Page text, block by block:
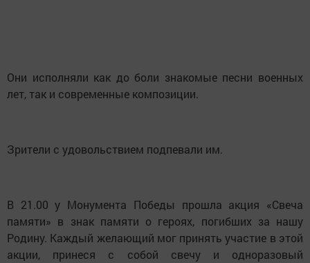
Они исполняли как до боли знакомые песни военных
лет, так и современные композиции.
Зрители с удовольствием подпевали им.
В 21.00 у Монумента Победы прошла акция «Свеча
памяти» в знак памяти о героях, погибших за нашу
Родину. Каждый желающий мог принять участие в этой
акции, принеся с собой свечу и одноразовый